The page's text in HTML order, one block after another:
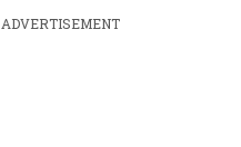
ADVERTISEMENT